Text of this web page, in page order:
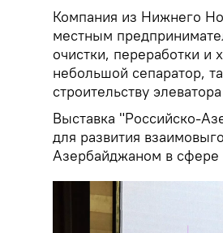
Компания из Нижнего
местным
очистки, переработки и
небольшой сепаратор,
строительству
Выставка "Российско-
для развития
Азербайджаном в сфере